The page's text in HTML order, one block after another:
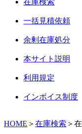
一括見積依頼
余剰在庫処分
本サイト説明
利用規定
インボイス制度
HOME ＞ 在庫検索 ＞